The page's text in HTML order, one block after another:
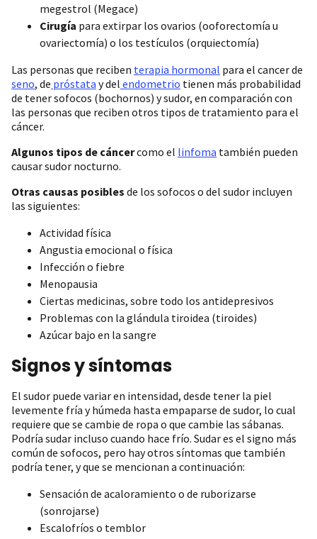
megestrol (Megace)
Cirugía para extirpar los ovarios (ooforectomía u
ovariectomía) o los testículos (orquiectomía)
Las personas que reciben terapia hormonal para el cancer de
seno, de próstata y del endometrio tienen más probabilidad
de tener sofocos (bochornos) y sudor, en comparación con
las personas que reciben otros tipos de tratamiento para el
cáncer.
Algunos tipos de cáncercomo el linfoma también pueden
causar sudor nocturno.
Otras causas posibles de los sofocos o del sudor incluyen
las siguientes:
Actividad física
Angustia emocional o física
Infección o fiebre
Menopausia
Ciertas medicinas, sobre todo los antidepresivos
Problemas con la glándula tiroidea (tiroides)
Azúcar bajo en la sangre
Signos y síntomas
El sudor puede variar en intensidad, desde tener la piel
levemente fría y húmeda hasta empaparse de sudor, lo cual
requiere que se cambie de ropa o que cambie las sábanas.
Podría sudar incluso cuando hace frío. Sudar es el signo más
común de sofocos, pero hay otros síntomas que también
podría tener, y que se mencionan a continuación:
Sensación de acaloramiento o de ruborizarse
(sonrojarse)
Escalofríos o temblor